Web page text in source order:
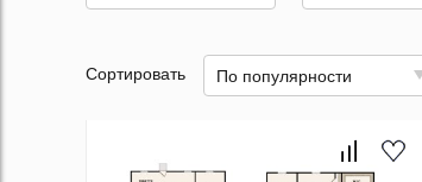
Сортировать По популярности